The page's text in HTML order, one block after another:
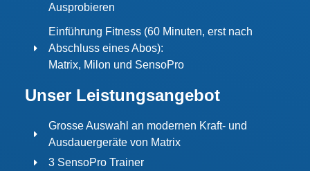
Ausprobieren
Einführung Fitness (60 Minuten, erst nach
Abschluss eines Abos):
Matrix, Milon und SensoPro
Unser Leistungsangebot
Grosse Auswahl an modernen Kraft- und
Ausdauergeräte von Matrix
3 SensoPro Trainer